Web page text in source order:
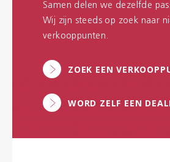
Samen delen we dezelfde
Wij zijn steeds op zoek naar
verkooppunten.
ZOEK EEN
WORD ZELF EEN